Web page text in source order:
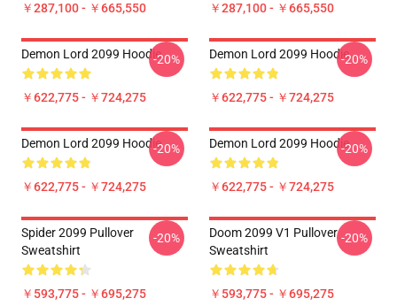
￥287,100 - ￥665,550 ￥287,100 - ￥665,550
Demon Lord 2099 Hoodie
￥622,775 - ￥724,275
-20% Demon Lord 2099 Hoodie
￥622,775 - ￥724,275
-20%
Demon Lord 2099 Hoodie
￥622,775 - ￥724,275
-20% Demon Lord 2099 Hoodie
￥622,775 - ￥724,275
-20%
Spider 2099 Pullover
Sweatshirt
￥593,775 - ￥695,275
-20%
Doom 2099 V1 Pullover
Sweatshirt
￥593,775 - ￥695,275
-20%